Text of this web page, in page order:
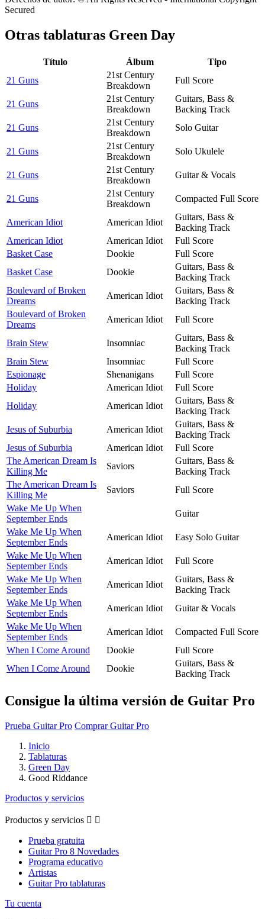
Secured
Otras tablaturas Green Day
Título Álbum
Tipo
21 Guns
21st Century
Breakdown
Full Score
21 Guns
21st Century
Breakdown
Guitars, Bass &
Backing Track
21 Guns
21st Century
Breakdown
Solo Guitar
21 Guns
21st Century
Breakdown
Solo Ukulele
21 Guns
21st Century
Breakdown
Guitar & Vocals
21 Guns
21st Century
Breakdown
Compacted Full Score
American Idiot American Idiot
Guitars, Bass &
Backing Track
American Idiot
American Idiot
Full Score
Basket Case
Dookie
Full Score
Basket Case
Dookie
Guitars, Bass &
Backing Track
Boulevard of Broken
Dreams
American Idiot
Guitars, Bass &
Backing Track
Boulevard of Broken
Dreams
American Idiot Full Score
Brain Stew Insomniac
Guitars, Bass &
Backing Track
Brain Stew
Insomniac
Full Score
Espionage
Shenanigans
Full Score
Holiday
American Idiot
Full Score
Holiday
American Idiot
Guitars, Bass &
Backing Track
Jesus of Suburbia
American Idiot
Guitars, Bass &
Backing Track
Jesus of Suburbia
American Idiot
Full Score
The American Dream Is
Killing Me
Saviors
Guitars, Bass &
Backing Track
The American Dream Is
Killing Me
Saviors
Full Score
Wake Me Up When
September Ends
Guitar
Wake Me Up When
September Ends
American Idiot
Easy Solo Guitar
Wake Me Up When
September Ends
American Idiot
Full Score
Wake Me Up When
September Ends
American Idiot
Guitars, Bass &
Backing Track
Wake Me Up When
September Ends
American Idiot
Guitar & Vocals
Wake Me Up When
September Ends
American Idiot
Compacted Full Score
When I Come Around
Dookie
Full Score
When I Come Around
Dookie
Guitars, Bass &
Backing Track
Consigue la última versión de Guitar Pro
Prueba Guitar Pro Comprar Guitar Pro
Inicio
Tablaturas
Green Day
Good Riddance
Productos y servicios
Productos y servicios  
Prueba gratuita
Guitar Pro 8 Novedades
Programa educativo
Artistas
Guitar Pro tablaturas
Tu cuenta